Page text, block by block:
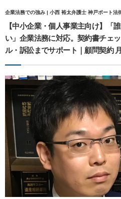
企業法務での強み | 小西 裕太弁護士 神戸ポート法
【中小企業・個人事業主向け】「
い」企業法務に対応。契約書チェ
ル・訴訟までサポート｜顧問契約